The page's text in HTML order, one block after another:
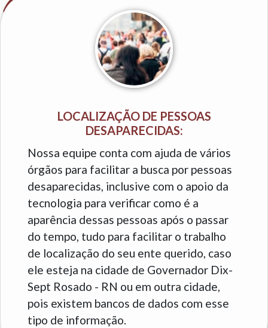
LOCALIZAÇÃO DE PESSOAS
DESAPARECIDAS:
Nossa equipe conta com ajuda de vários
órgãos para facilitar a busca por pessoas
desaparecidas, inclusive com o apoio da
tecnologia para verificar como é a
aparência dessas pessoas após o passar
do tempo, tudo para facilitar o trabalho
de localização do seu ente querido, caso
ele esteja na cidade de Governador Dix-
Sept Rosado - RN ou em outra cidade,
pois existem bancos de dados com esse
tipo de informação.